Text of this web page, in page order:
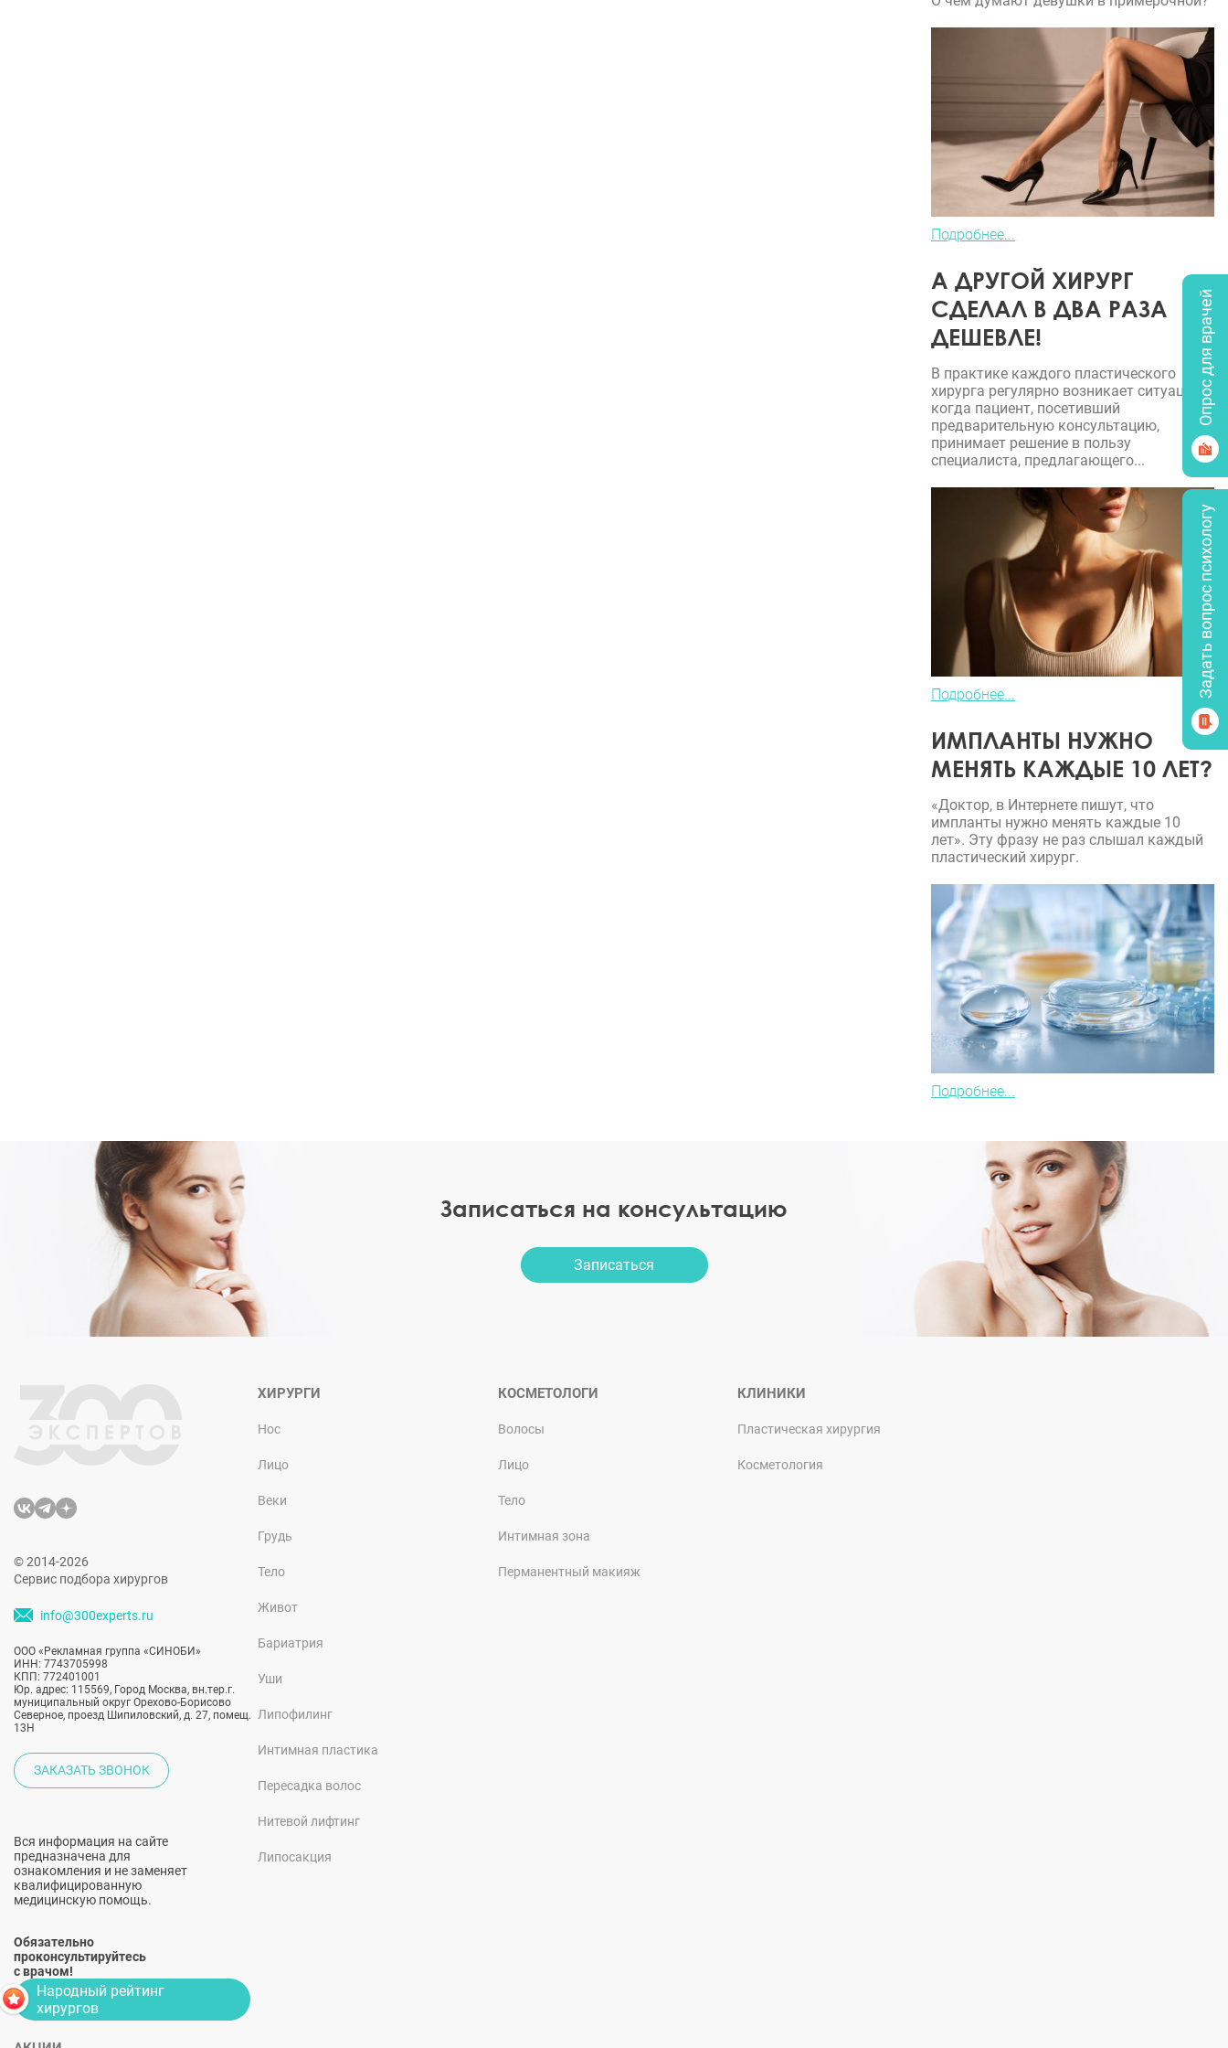
Подробнее...
А ДРУГОЙ ХИРУРГ
СДЕЛАЛ В ДВА РАЗА
ДЕШЕВЛЕ!
В практике каждого пластического
хирурга регулярно возникает ситуация,
когда пациент, посетивший
предварительную консультацию,
принимает решение в пользу
специалиста, предлагающего...
Подробнее...
ИМПЛАНТЫ НУЖНО
МЕНЯТЬ КАЖДЫЕ 10 ЛЕТ?
«Доктор, в Интернете пишут, что
импланты нужно менять каждые 10
лет». Эту фразу не раз слышал каждый
пластический хирург.
Подробнее...
Записаться на консультацию
Записаться
© 2014-2026
Сервис подбора хирургов
info@300experts.ru
ООО «Рекламная группа «СИНОБИ»
ИНН: 7743705998
КПП: 772401001
Юр. адрес: 115569, Город Москва, вн.тер.г.
муниципальный округ Орехово-Борисово
Северное, проезд Шипиловский, д. 27, помещ.
13Н
ЗАКАЗАТЬ ЗВОНОК
Вся информация на сайте
предназначена для
ознакомления и не заменяет
квалифицированную
медицинскую помощь.
Обязательно
проконсультируйтесь
с врачом!
ХИРУРГИ
Нос
Лицо
Веки
Грудь
Тело
Живот
Бариатрия
Уши
Липофилинг
Интимная пластика
Пересадка волос
Нитевой лифтинг
Липосакция
КОСМЕТОЛОГИ
Волосы
Лицо
Тело
Интимная зона
Перманентный макияж
КЛИНИКИ
Пластическая хирургия
Косметология
Народный рейтинг
хирургов
Опрос для врачей
Задать вопрос психологу